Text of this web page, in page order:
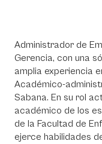
Administrador de
Gerencia, con una
amplia experiencia
Académico-
Sabana. En su rol
académico de los
de la Facultad de
ejerce habilidades